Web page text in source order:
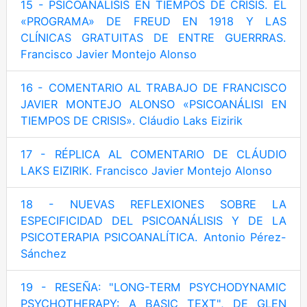
15 - PSICOANÁLISIS EN TIEMPOS DE CRISIS. EL
«PROGRAMA» DE FREUD EN 1918 Y LAS
CLÍNICAS GRATUITAS DE ENTRE GUERRRAS.
Francisco Javier Montejo Alonso
16 - COMENTARIO AL TRABAJO DE FRANCISCO
JAVIER MONTEJO ALONSO «PSICOANÁLISI EN
TIEMPOS DE CRISIS». Cláudio Laks Eizirik
17 - RÉPLICA AL COMENTARIO DE CLÁUDIO
LAKS EIZIRIK. Francisco Javier Montejo Alonso
18 - NUEVAS REFLEXIONES SOBRE LA
ESPECIFICIDAD DEL PSICOANÁLISIS Y DE LA
PSICOTERAPIA PSICOANALÍTICA. Antonio Pérez-
Sánchez
19 - RESEÑA: "LONG-TERM PSYCHODYNAMIC
PSYCHOTHERAPY: A BASIC TEXT", DE GLEN